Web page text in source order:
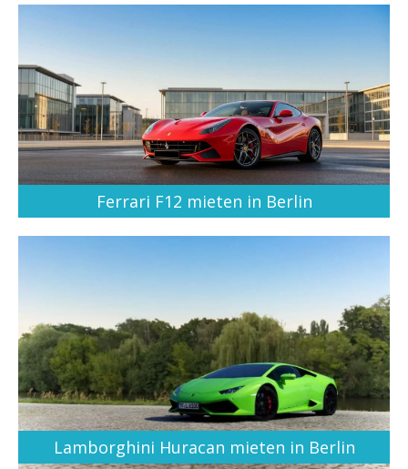
Ferrari F12 mieten in Berlin
Lamborghini Huracan mieten in Berlin